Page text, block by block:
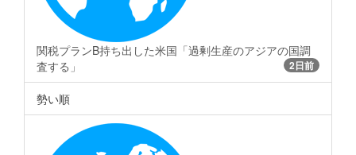
関税プランB持ち出した米国「過剰生産のアジアの国調
査する」
2日前
勢い順